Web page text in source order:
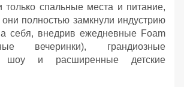
только спальные места и питание,
они полностью замкнули индустрию
себя, внедрив ежедневные Foam
вечеринки), грандиозные
шоу и расширенные детские